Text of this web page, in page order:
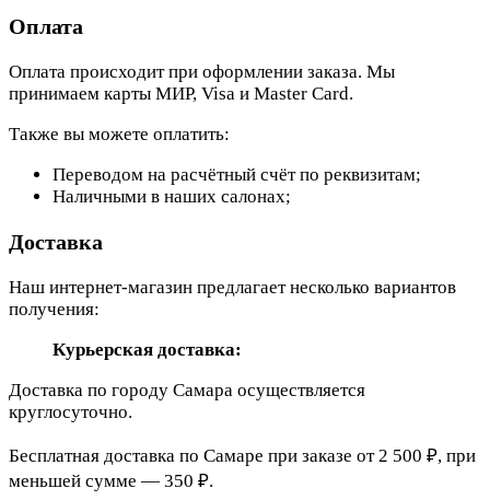
Оплата
Оплата происходит при оформлении заказа. Мы
принимаем карты МИР, Visa и Master Card.
Также вы можете оплатить:
Переводом на расчётный счёт по реквизитам;
Наличными в наших салонах;
Доставка
Наш интернет-магазин предлагает несколько вариантов
получения:
Курьерская доставка:
Доставка по городу Самара осуществляется
круглосуточно.
Бесплатная доставка по Самаре при заказе от 2 500 ₽, при
меньшей сумме — 350 ₽.